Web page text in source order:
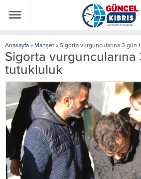
Anasayfa » Manşet » Sigorta vurguncularına 3 gün
Sigorta vurguncularına
tutukluluk